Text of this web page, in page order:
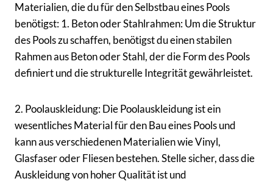
Materialien, die du für den Selbstbau eines Pools
benötigst: 1. Beton oder Stahlrahmen: Um die Struktur
des Pools zu schaffen, benötigst du einen stabilen
Rahmen aus Beton oder Stahl, der die Form des Pools
definiert und die strukturelle Integrität gewährleistet.
2. Poolauskleidung: Die Poolauskleidung ist ein
wesentliches Material für den Bau eines Pools und
kann aus verschiedenen Materialien wie Vinyl,
Glasfaser oder Fliesen bestehen. Stelle sicher, dass die
Auskleidung von hoher Qualität ist und